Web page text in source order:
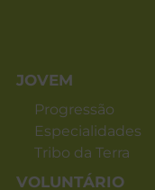
JOVEM
Progressão
Especialidades
Tribo da Terra
VOLUNTÁRIO